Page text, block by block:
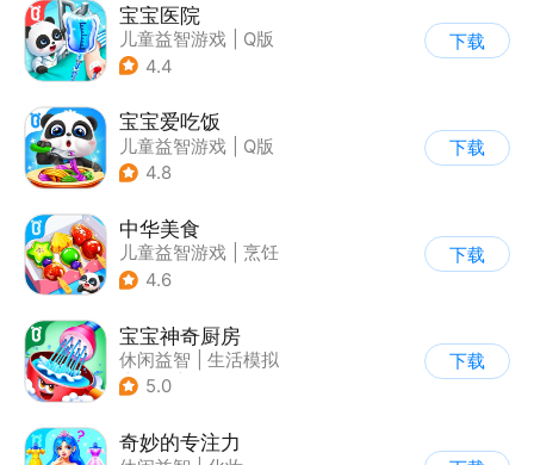
宝宝医院
儿童益智游戏
Q版
4.4
下载
宝宝爱吃饭
儿童益智游戏
Q版
4.8
下载
中华美食
儿童益智游戏
烹饪
4.6
下载
宝宝神奇厨房
休闲益智
生活模拟
| 美食
5.0
下载
奇妙的专注力